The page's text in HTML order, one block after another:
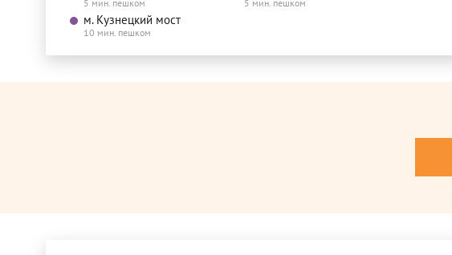
5 мин. пешком 5 мин. пешком
м. Кузнецкий мост
10 мин. пешком